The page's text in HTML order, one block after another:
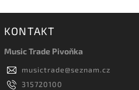
KONTAKT
Music Trade Pivoňka
musictrade@seznam.cz
315720100